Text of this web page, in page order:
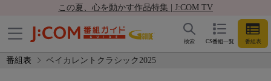
この夏、心を動かす作品特集 | J:COM TV
CS番組一覧 番組表
検索
番組表 ベイカレントクラシック2025